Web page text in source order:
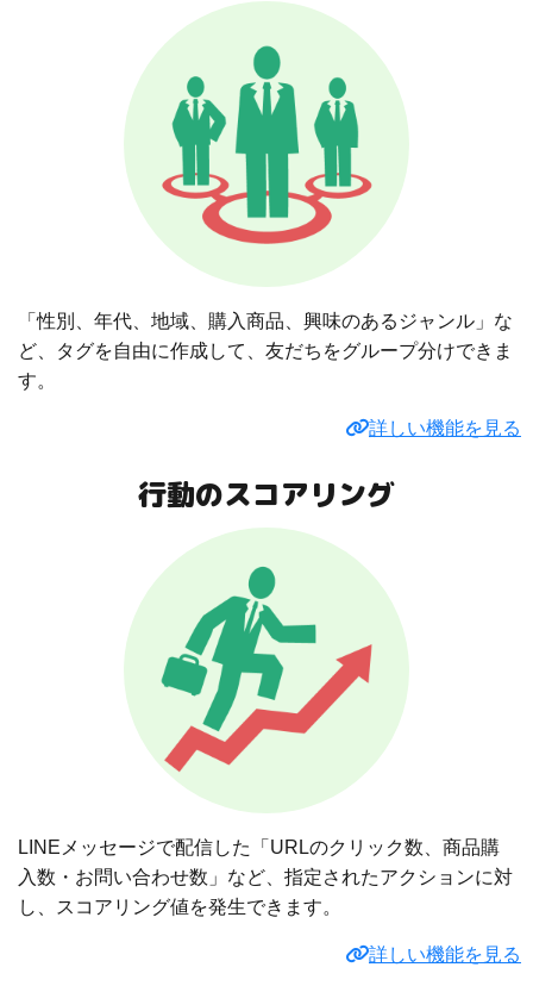
「性別、年代、地域、購入商品、興味のあるジャンル」な
ど、タグを自由に作成して、友だちをグループ分けできま
す。
詳しい機能を見る
行動のスコアリング
LINEメッセージで配信した「URLのクリック数、商品購
入数・お問い合わせ数」など、指定されたアクションに対
し、スコアリング値を発生できます。
詳しい機能を見る